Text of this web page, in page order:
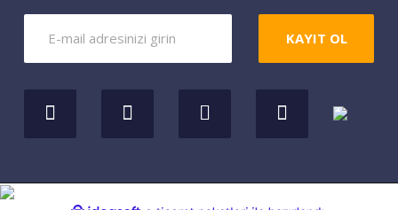
KAYIT OL